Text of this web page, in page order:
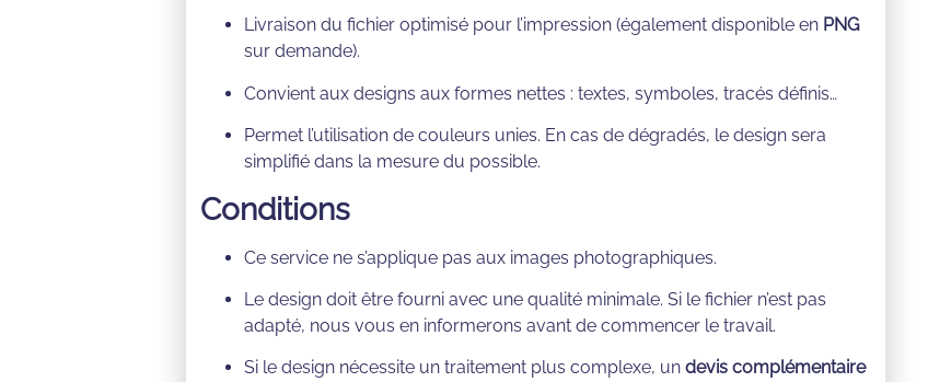
Livraison du fichier optimisé pour l’impression (également disponible en PNG
sur demande).
Convient aux designs aux formes nettes : textes, symboles, tracés définis…
Permet l’utilisation de couleurs unies. En cas de dégradés, le design sera
simplifié dans la mesure du possible.
Conditions
Ce service ne s’applique pas aux images photographiques.
Le design doit être fourni avec une qualité minimale. Si le fichier n’est pas
adapté, nous vous en informerons avant de commencer le travail.
Si le design nécessite un traitement plus complexe, un devis complémentaire